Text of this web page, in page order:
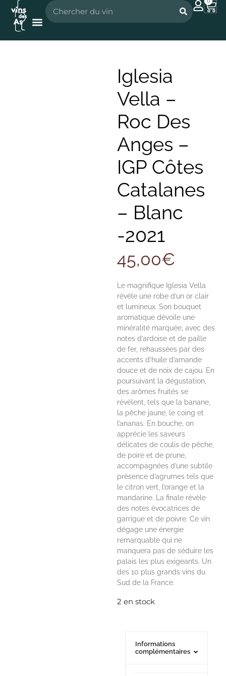
Iglesia
Vella –
Roc Des
Anges –
IGP Côtes
Catalanes
– Blanc
-2021
45,00€
Le magnifique Iglesia Vella
révèle une robe d’un or clair
et lumineux. Son bouquet
aromatique dévoile une
minéralité marquée, avec des
notes d’ardoise et de paille
de fer, rehaussées par des
accents d’huile d’amande
douce et de noix de cajou. En
poursuivant la dégustation,
des arômes fruités se
révèlent, tels que la banane,
la pêche jaune, le coing et
l’ananas. En bouche, on
apprécie les saveurs
délicates de coulis de pêche,
de poire et de prune,
accompagnées d’une subtile
présence d’agrumes tels que
le citron vert, l’orange et la
mandarine. La finale révèle
des notes évocatrices de
garrigue et de poivre. Ce vin
dégage une énergie
remarquable qui ne
manquera pas de séduire les
palais les plus exigeants. Un
des 10 plus grands vins du
Sud de la France.
2 en stock
Informations
complémentaires